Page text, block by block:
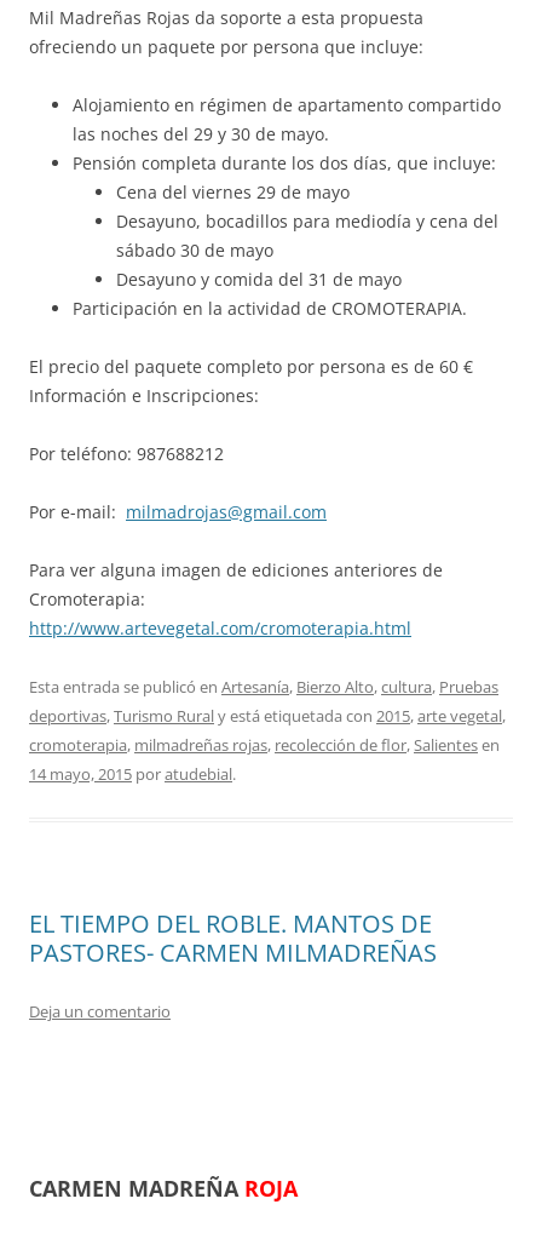
Mil Madreñas Rojas da soporte a esta propuesta
ofreciendo un paquete por persona que incluye:
Alojamiento en régimen de apartamento compartido
las noches del 29 y 30 de mayo.
Pensión completa durante los dos días, que incluye:
Cena del viernes 29 de mayo
Desayuno, bocadillos para mediodía y cena del
sábado 30 de mayo
Desayuno y comida del 31 de mayo
Participación en la actividad de CROMOTERAPIA.
El precio del paquete completo por persona es de 60 €
Información e Inscripciones:
Por teléfono: 987688212
Por e-mail: milmadrojas@gmail.com
Para ver alguna imagen de ediciones anteriores de
Cromoterapia:
http://www.artevegetal.com/cromoterapia.html
Esta entrada se publicó en Artesanía, Bierzo Alto,cultura, Pruebas
deportivas,Turismo Ruraly está etiquetada con 2015,arte vegetal,
cromoterapia, milmadreñas rojas, recolección de flor,Salientesen
14 mayo, 2015 poratudebial.
EL TIEMPO DEL ROBLE. MANTOS DE
PASTORES- CARMEN MILMADREÑAS
Deja un comentario
CARMEN MADREÑA ROJA